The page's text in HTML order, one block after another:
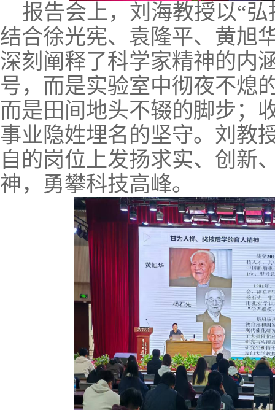
报告会上，刘海教授以“
结合徐光宪、袁隆平、黄旭
深刻阐释了科学家精神的内
号，而是实验室中彻夜不熄
而是田间地头不辍的脚步；
事业隐姓埋名的坚守。刘教
自的岗位上发扬求实、创新
神，勇攀科技高峰。